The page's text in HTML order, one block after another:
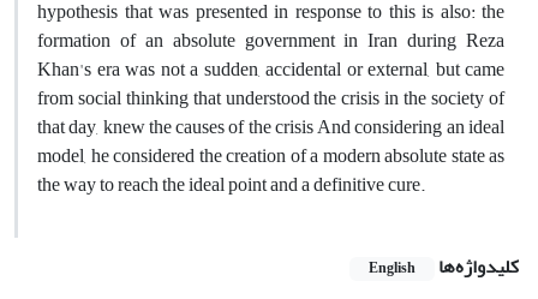
hypothesis that was presented in response to this is also: the
formation of an absolute government in Iran during Reza
Khan's era was not a sudden, accidental or external, but came
from social thinking that understood the crisis in the society of
that day, knew the causes of the crisis And considering an ideal
model, he considered the creation of a modern absolute state as
the way to reach the ideal point and a definitive cure.
کلیدواژه‌ها English